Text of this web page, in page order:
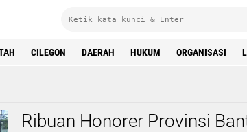
CILEGON DAERAH HUKUM ORGANISASI
Ribuan Honorer Provinsi